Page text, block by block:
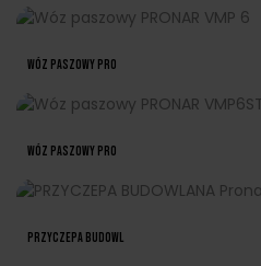
Wóz Paszowy PRO
Wóz Paszowy PRO
PRZYCZEPA BUDOWL